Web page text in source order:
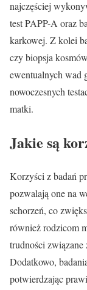
najczęściej
test PAPP-A oraz
karkowej. Z kolei
czy biopsja
ewentualnych wad
nowoczesnych
matki.
Jakie są
Korzyści z badań
pozwalają one na
schorzeń, co
również rodzicom
trudności związane
Dodatkowo,
potwierdzając